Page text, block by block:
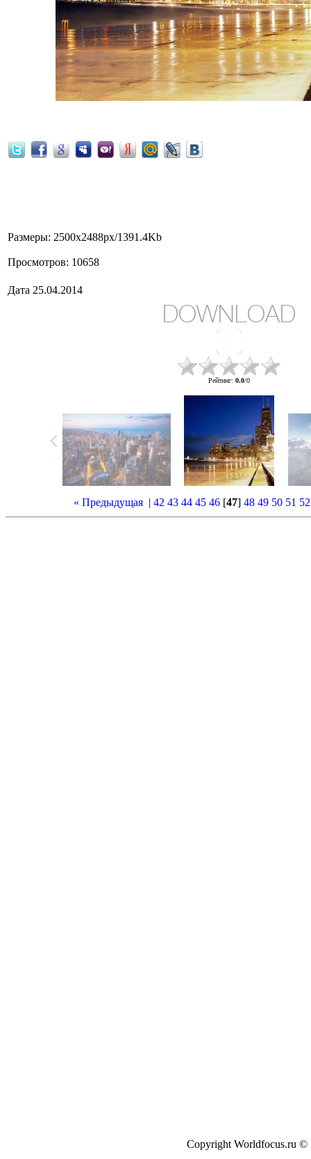
Размеры: 2500x2488px/1391.4Kb
Просмотров: 10658
Дата 25.04.2014
DOWNLOAD
Рейтинг: 0.0/0
« Предыдущая | 42 43 44 45 46 [47] 48 49 50 51 52
Copyright Worldfocus.ru ©